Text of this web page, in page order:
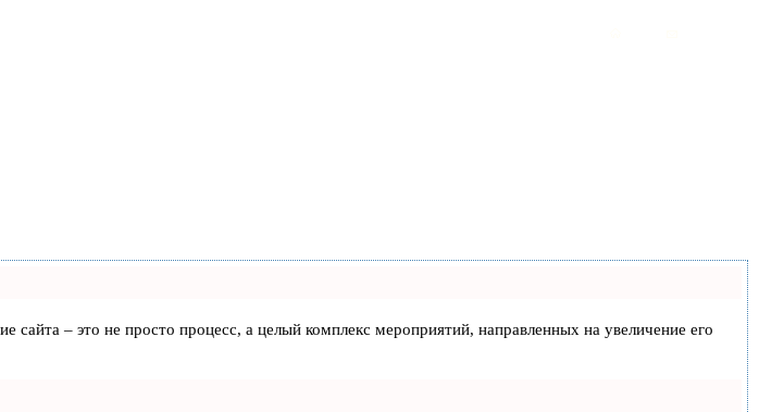
сайта – это не просто процесс, а целый комплекс мероприятий, направленных на увеличение его